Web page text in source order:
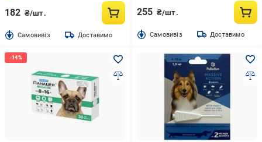
182 ₴/шт.
Cамовивіз Доставимо
255 ₴/шт.
Cамовивіз Доставимо